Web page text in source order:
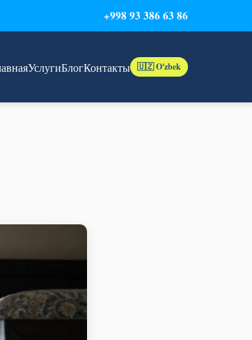
+998 93 386 63 86
УслугиБлогКонтакты 🇺🇿 O'zbek